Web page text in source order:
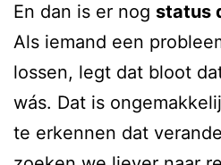
En dan is er nog status
Als iemand een
lossen, legt dat bloot
wás. Dat is
te erkennen dat